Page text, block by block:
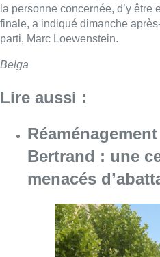
la personne concernée, d’y
finale, a indiqué dimanche
parti, Marc Loewenstein.
Belga
Lire aussi :
Bertrand : une
menacés